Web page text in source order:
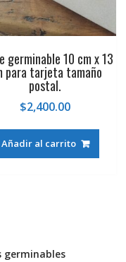
germinable 10 cm x 13
para tarjeta tamaño
postal.
$2,400.00
Añadir al carrito
germinables